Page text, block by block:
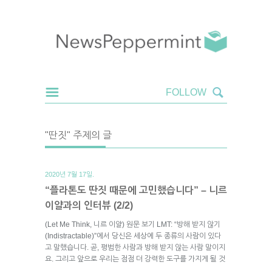
"딴짓" 주제의 글
2020년 7월 17일.
“플라톤도 딴짓 때문에 고민했습니다” – 니르
이얄과의 인터뷰 (2/2)
(Let Me Think, 니르 이얄) 원문 보기 LMT: “방해 받지 않기
(Indistractable)”에서 당신은 세상에 두 종류의 사람이 있다
고 말했습니다. 곧, 평범한 사람과 방해 받지 않는 사람 말이지
요. 그리고 앞으로 우리는 점점 더 강력한 도구를 가지게 될 것